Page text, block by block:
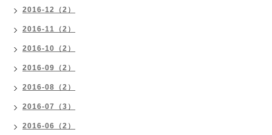
2016-12（2）
2016-11（2）
2016-10（2）
2016-09（2）
2016-08（2）
2016-07（3）
2016-06（2）